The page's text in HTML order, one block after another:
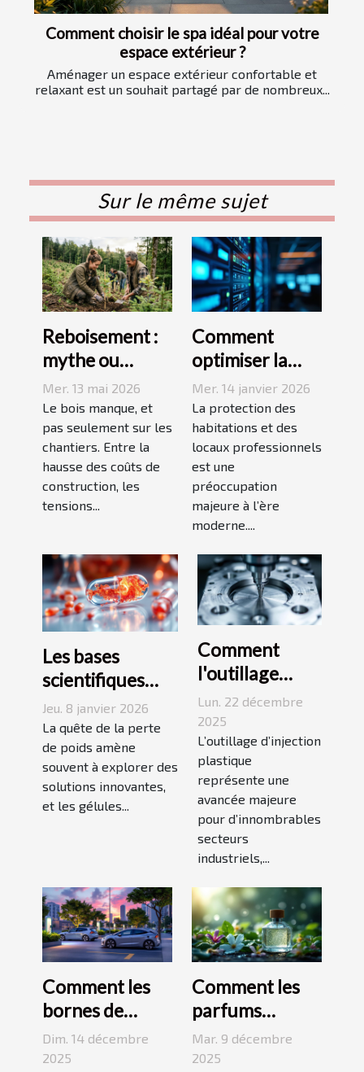
Comment choisir le spa idéal pour votre
espace extérieur ?
Aménager un espace extérieur confortable et
relaxant est un souhait partagé par de nombreux...
Sur le même sujet
Reboisement :
mythe ou
solution
durable à la
crise du bois ?
Mer. 13 mai 2026
Le bois manque, et
pas seulement sur les
chantiers. Entre la
hausse des coûts de
construction, les
tensions...
Comment
optimiser la
sécurité avec
des systèmes
d'alarme
modernes ?
Mer. 14 janvier 2026
La protection des
habitations et des
locaux professionnels
est une
préoccupation
majeure à l’ère
moderne....
Les bases
scientifiques
derrière les
gélules
thermogéniques
pour perdre du
poids
Jeu. 8 janvier 2026
La quête de la perte
de poids amène
souvent à explorer des
solutions innovantes,
et les gélules...
Comment
l'outillage
d'injection
plastique
transforme-t-il
les industries ?
Lun. 22 décembre
2025
L’outillage d’injection
plastique
représente une
avancée majeure
pour d’innombrables
secteurs
industriels,...
Comment les
bornes de
recharge
transforment-
Dim. 14 décembre
2025
Comment les
parfums
s'inspirent-ils
des éléments
Mar. 9 décembre
2025